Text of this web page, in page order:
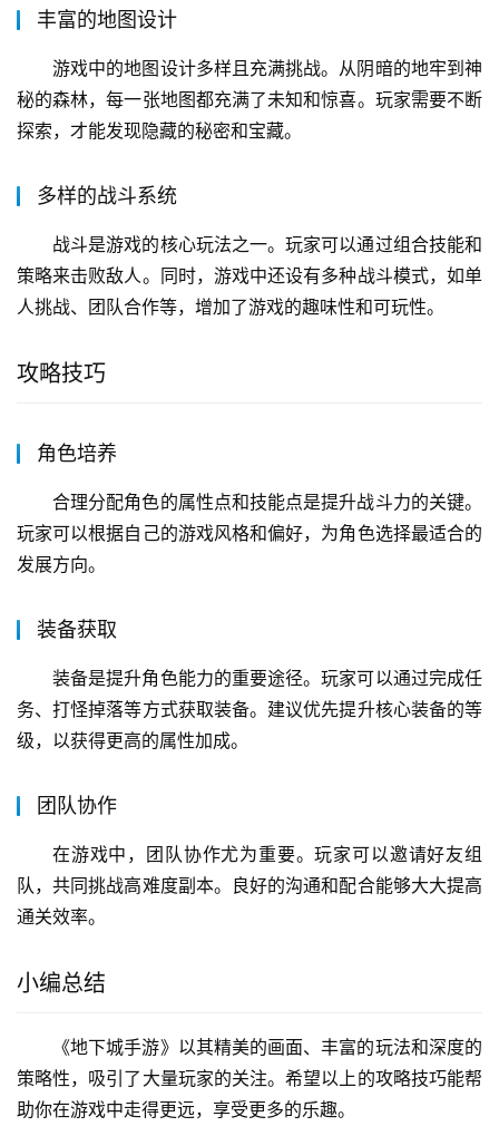
丰富的地图设计
游戏中的地图设计多样且充满挑战。从阴暗的地牢到神
秘的森林，每一张地图都充满了未知和惊喜。玩家需要不断
探索，才能发现隐藏的秘密和宝藏。
多样的战斗系统
战斗是游戏的核心玩法之一。玩家可以通过组合技能和
策略来击败敌人。同时，游戏中还设有多种战斗模式，如单
人挑战、团队合作等，增加了游戏的趣味性和可玩性。
攻略技巧
角色培养
合理分配角色的属性点和技能点是提升战斗力的关键。
玩家可以根据自己的游戏风格和偏好，为角色选择最适合的
发展方向。
装备获取
装备是提升角色能力的重要途径。玩家可以通过完成任
务、打怪掉落等方式获取装备。建议优先提升核心装备的等
级，以获得更高的属性加成。
团队协作
在游戏中，团队协作尤为重要。玩家可以邀请好友组
队，共同挑战高难度副本。良好的沟通和配合能够大大提高
通关效率。
小编总结
《地下城手游》以其精美的画面、丰富的玩法和深度的
策略性，吸引了大量玩家的关注。希望以上的攻略技巧能帮
助你在游戏中走得更远，享受更多的乐趣。